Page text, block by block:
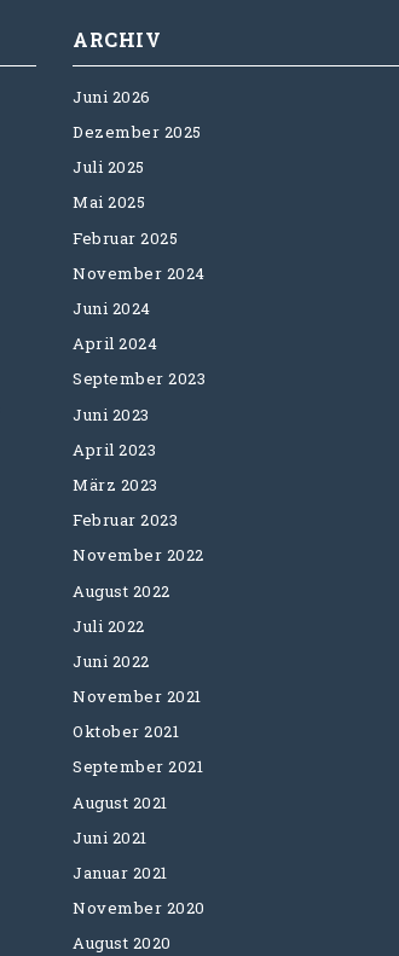
ARCHIV
Juni 2026
Dezember 2025
Juli 2025
Mai 2025
Februar 2025
November 2024
Juni 2024
April 2024
September 2023
Juni 2023
April 2023
März 2023
Februar 2023
November 2022
August 2022
Juli 2022
Juni 2022
November 2021
Oktober 2021
September 2021
August 2021
Juni 2021
Januar 2021
November 2020
August 2020